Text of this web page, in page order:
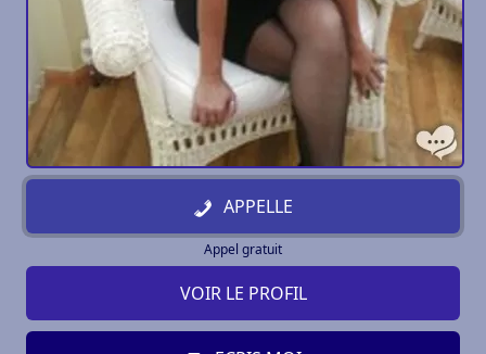
APPELLE
Appel gratuit
VOIR LE PROFIL